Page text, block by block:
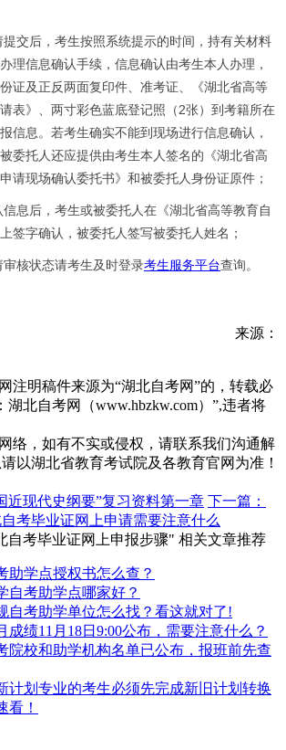
交后，考生按照系统提示的时间，持有关材料
理信息确认手续，信息确认由考生本人办理，
证及正反两面复印件、准考证、《湖北省高等
表》、两寸彩色蓝底登记照（2张）到考籍所在
信息。若考生确实不能到现场进行信息确认，
委托人还应提供由考生本人签名的《湖北省高
请现场确认委托书》和被委托人身份证原件；
息后，考生或被委托人在《湖北省高等教育自
签字确认，被委托人签写被委托人姓名；
核状态请考生及时登录考生服务平台查询。
来源：
注明稿件来源为“湖北自考网”的，转载必
湖北自考网（www.hbzkw.com）”,违者将
络，如有不实或侵权，请联系我们沟通解
以湖北省教育考试院及各教育官网为准！
近现代史纲要”复习资料第一章 下一篇：
考毕业证网上申请需要注意什么
自考毕业证网上申报步骤" 相关文章推荐
助学点授权书怎么查？
自考助学点哪家好？
自考助学单位怎么找？看这就对了!
成绩11月18日9:00公布，需要注意什么？
院校和助学机构名单已公布，报班前先查
计划专业的考生必须先完成新旧计划转换
看！